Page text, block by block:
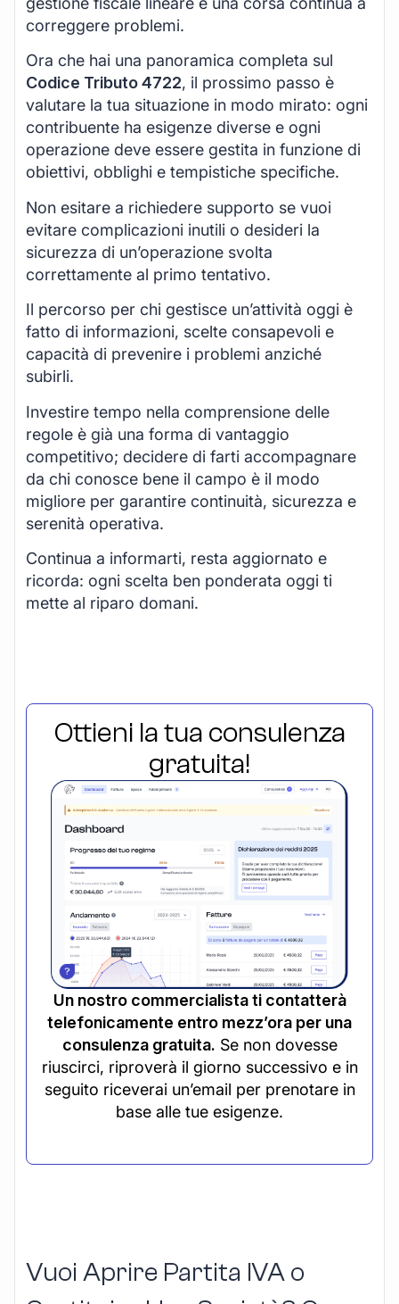
correggere problemi.
Ora che hai una panoramica completa sul
Codice Tributo 4722, il prossimo passo è
valutare la tua situazione in modo mirato: ogni
contribuente ha esigenze diverse e ogni
operazione deve essere gestita in funzione di
obiettivi, obblighi e tempistiche specifiche.
Non esitare a richiedere supporto se vuoi
evitare complicazioni inutili o desideri la
sicurezza di un’operazione svolta
correttamente al primo tentativo.
Il percorso per chi gestisce un’attività oggi è
fatto di informazioni, scelte consapevoli e
capacità di prevenire i problemi anziché
subirli.
Investire tempo nella comprensione delle
regole è già una forma di vantaggio
competitivo; decidere di farti accompagnare
da chi conosce bene il campo è il modo
migliore per garantire continuità, sicurezza e
serenità operativa.
Continua a informarti, resta aggiornato e
ricorda: ogni scelta ben ponderata oggi ti
mette al riparo domani.
Ottieni la tua consulenza
gratuita!
Un nostro commercialista ti contatterà
telefonicamente entro mezz’ora per una
consulenza gratuita. Se non dovesse
riuscirci, riproverà il giorno successivo e in
seguito riceverai un’email per prenotare in
base alle tue esigenze.
Vuoi Aprire Partita IVA o